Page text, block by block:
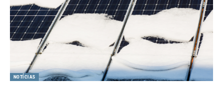
NOTÍCIAS